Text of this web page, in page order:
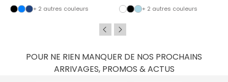
+ 2 autres couleurs
+ 2 autres couleurs
POUR NE RIEN MANQUER DE NOS PROCHAINS
ARRIVAGES, PROMOS & ACTUS